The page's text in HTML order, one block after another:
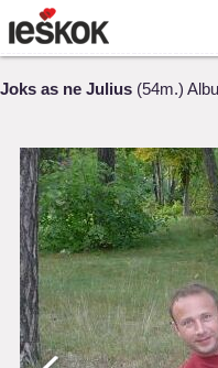
Joks as ne Julius (54m.)